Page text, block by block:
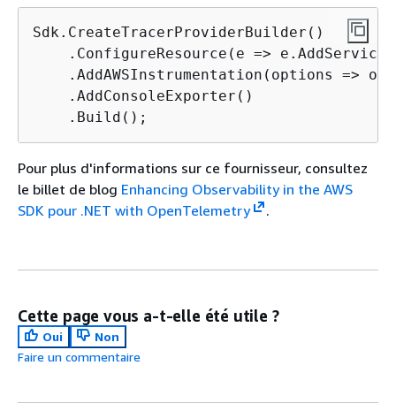
Sdk.CreateTracerProviderBuilder()
    .ConfigureResource(e => e.AddService(
.AddAWSInstrumentation(options =>
    .AddConsoleExporter()
Pour plus d'informations sur ce fournisseur, consultez
le billet de blog Enhancing Observability in the AWS
SDK pour .NET with OpenTelemetry
.
Cette page vous a-t-elle été utile ?
Oui
Non
Faire un commentaire